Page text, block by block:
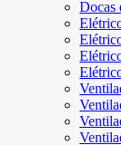
Docas